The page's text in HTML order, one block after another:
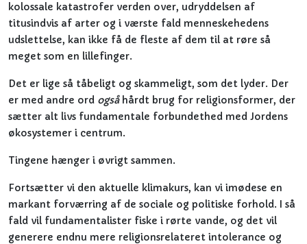
kolossale katastrofer verden over, udryddelsen af
titusindvis af arter og i værste fald menneskehedens
udslettelse, kan ikke få de fleste af dem til at røre så
meget som en lillefinger.
Det er lige så tåbeligt og skammeligt, som det lyder. Der
er med andre ord ogsåhårdt brug for religionsformer, der
sætter alt livs fundamentale forbundethed med Jordens
økosystemer i centrum.
Tingene hænger i øvrigt sammen.
Fortsætter vi den aktuelle klimakurs, kan vi imødese en
markant forværring af de sociale og politiske forhold. I så
fald vil fundamentalister fiske i rørte vande, og det vil
generere endnu mere religionsrelateret intolerance og